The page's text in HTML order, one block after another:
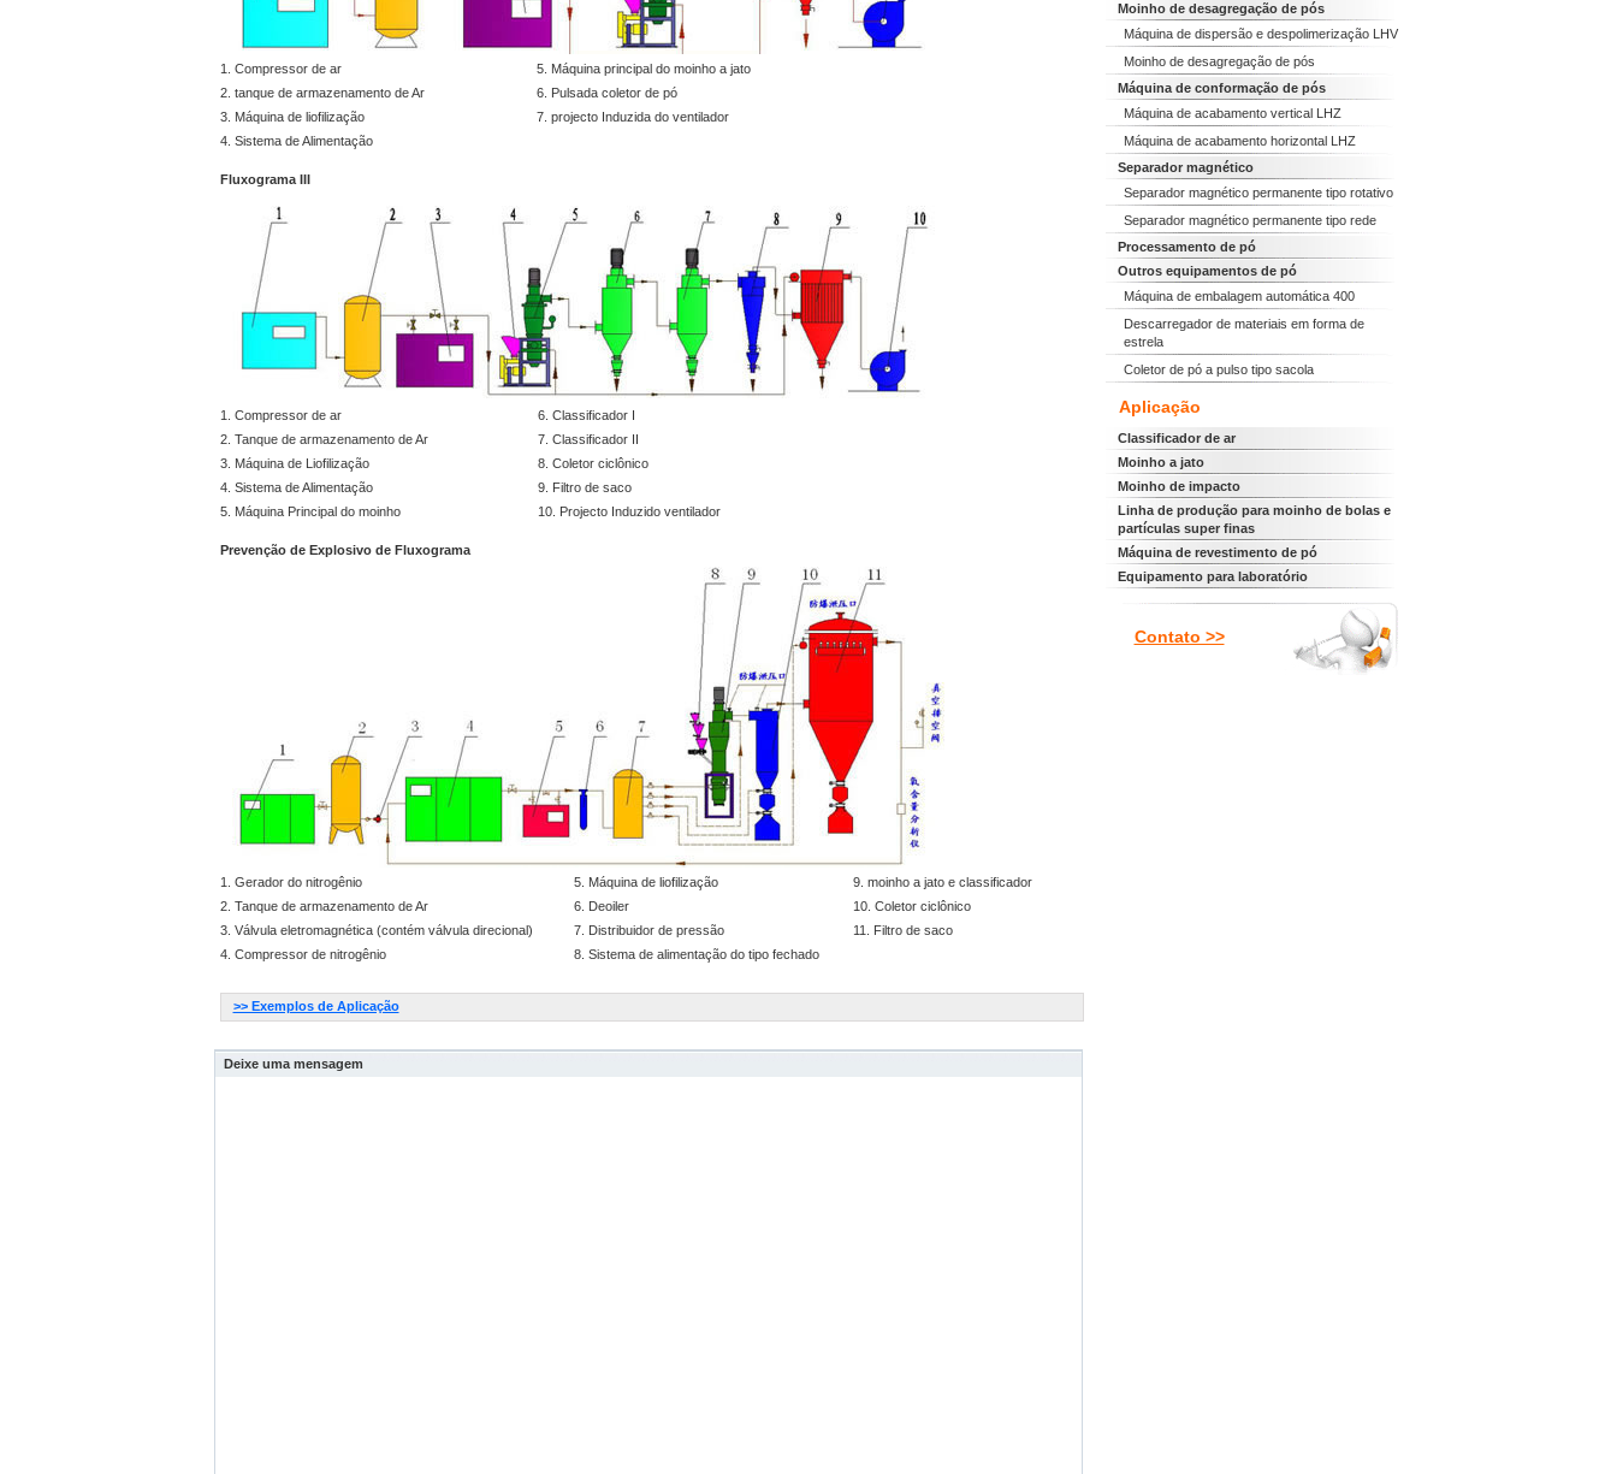
1. Compressor de ar
2. tanque de armazenamento de Ar
3. Máquina de liofilização
4. Sistema de Alimentação
5. Máquina principal do moinho a jato
6. Pulsada coletor de pó
7. projecto Induzida do ventilador
Fluxograma III
1. Compressor de ar
2. Tanque de armazenamento de Ar
3. Máquina de Liofilização
4. Sistema de Alimentação
5. Máquina Principal do moinho
6. Classificador I
7. Classificador II
8. Coletor ciclônico
9. Filtro de saco
10. Projecto Induzido ventilador
Prevenção de Explosivo de Fluxograma
1. Gerador do nitrogênio
2. Tanque de armazenamento de Ar
3. Válvula eletromagnética (contém válvula direcional)
4. Compressor de nitrogênio
5. Máquina de liofilização
6. Deoiler
7. Distribuidor de pressão
8. Sistema de alimentação do tipo fechado
9. moinho a jato e classificador
10. Coletor ciclônico
11. Filtro de saco
>> Exemplos de Aplicação
Deixe uma mensagem
Moinho de desagregação de pós
Máquina de dispersão e despolimerização LHV
Moinho de desagregação de pós
Máquina de conformação de pós
Máquina de acabamento vertical LHZ
Máquina de acabamento horizontal LHZ
Separador magnético
Separador magnético permanente tipo rotativo
Separador magnético permanente tipo rede
Processamento de pó
Outros equipamentos de pó
Máquina de embalagem automática 400
Descarregador de materiais em forma de
estrela
Coletor de pó a pulso tipo sacola
Aplicação
Classificador de ar
Moinho a jato
Moinho de impacto
Linha de produção para moinho de bolas e
partículas super finas
Máquina de revestimento de pó
Equipamento para laboratório
Contato >>